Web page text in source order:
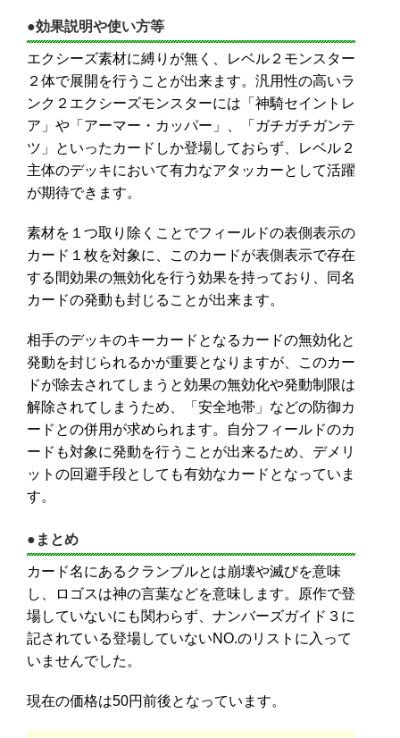
●効果説明や使い方等
エクシーズ素材に縛りが無く、レベル２モンスター
２体で展開を行うことが出来ます。汎用性の高いラ
ンク２エクシーズモンスターには「神騎セイントレ
ア」や「アーマー・カッパー」、「ガチガチガンテ
ツ」といったカードしか登場しておらず、レベル２
主体のデッキにおいて有力なアタッカーとして活躍
が期待できます。
素材を１つ取り除くことでフィールドの表側表示の
カード１枚を対象に、このカードが表側表示で存在
する間効果の無効化を行う効果を持っており、同名
カードの発動も封じることが出来ます。
相手のデッキのキーカードとなるカードの無効化と
発動を封じられるかが重要となりますが、このカー
ドが除去されてしまうと効果の無効化や発動制限は
解除されてしまうため、「安全地帯」などの防御カ
ードとの併用が求められます。自分フィールドのカ
ードも対象に発動を行うことが出来るため、デメリ
ットの回避手段としても有効なカードとなっていま
す。
●まとめ
カード名にあるクランブルとは崩壊や滅びを意味
し、ロゴスは神の言葉などを意味します。原作で登
場していないにも関わらず、ナンバーズガイド３に
記されている登場していないNO.のリストに入って
いませんでした。
現在の価格は50円前後となっています。